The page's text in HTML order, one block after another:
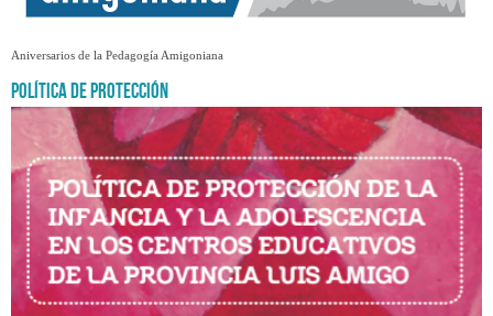
Aniversarios de la Pedagogía Amigoniana
Política de Protección